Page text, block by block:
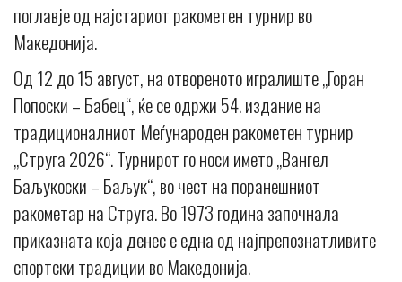
поглавје од најстариот ракометен турнир во
Македонија.
Од 12 до 15 август, на отвореното игралиште „Горан
Попоски – Бабец“, ќе се одржи 54. издание на
традиционалниот Меѓународен ракометен турнир
„Струга 2026“. Турнирот го носи името „Вангел
Баљукоски – Баљук“, во чест на поранешниот
ракометар на Струга. Во 1973 година започнала
приказната која денес е една од најпрепознатливите
спортски традиции во Македонија.